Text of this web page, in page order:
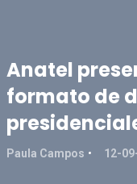
Anatel
formato de
Paula Campos 12-